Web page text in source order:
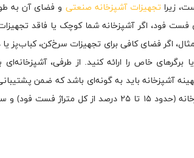
زیرا تجهیزات آشپزخانه صنعتی و فضای آن به
فست فود، اگر آشپزخانه شما کوچک یا فاقد
اگر فضای کافی برای تجهیزات سرخ‌کن، کباب‌پز
برگرهای خاص را ارائه کنید. از طرفی،
آشپزخانه باید به گونه‌ای باشد که ضمن
کارایی تیم آشپزی را نیز افزایش دهد. رعایت تناسب میان فضای آشپزخانه (حدود